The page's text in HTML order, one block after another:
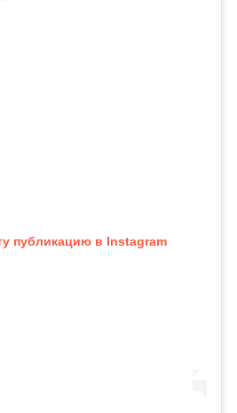
публикацию в Instagram